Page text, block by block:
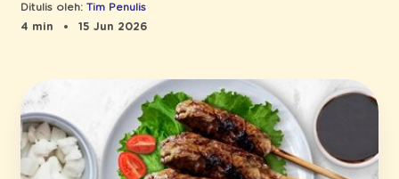
Ditulis oleh: Tim Penulis
4 min
15 Jun 2026